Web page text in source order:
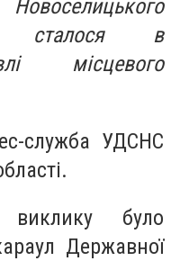
сталося в
місцевого
служба УДСНС
було
Державної